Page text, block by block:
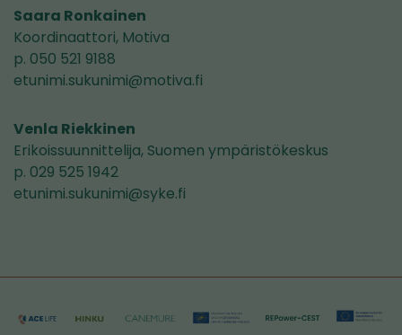
Saara Ronkainen
Koordinaattori, Motiva
p. 050 521 9188
etunimi.sukunimi@motiva.fi
Venla Riekkinen
Erikoissuunnittelija, Suomen ympäristökeskus
p. 029 525 1942
etunimi.sukunimi@syke.fi